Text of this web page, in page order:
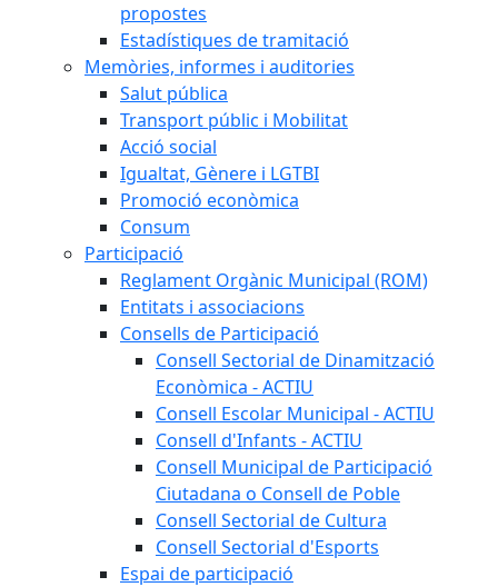
propostes
Estadístiques de tramitació
Memòries, informes i auditories
Salut pública
Transport públic i Mobilitat
Acció social
Igualtat, Gènere i LGTBI
Promoció econòmica
Consum
Participació
Reglament Orgànic Municipal (ROM)
Entitats i associacions
Consells de Participació
Consell Sectorial de Dinamització
Econòmica - ACTIU
Consell Escolar Municipal - ACTIU
Consell d'Infants - ACTIU
Consell Municipal de Participació
Ciutadana o Consell de Poble
Consell Sectorial de Cultura
Consell Sectorial d'Esports
Espai de participació